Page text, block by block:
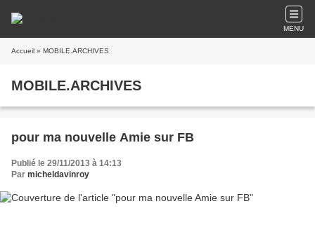
MENU
Accueil » MOBILE.ARCHIVES
MOBILE.ARCHIVES
pour ma nouvelle Amie sur FB
Publié le 29/11/2013 à 14:13
Par micheldavinroy